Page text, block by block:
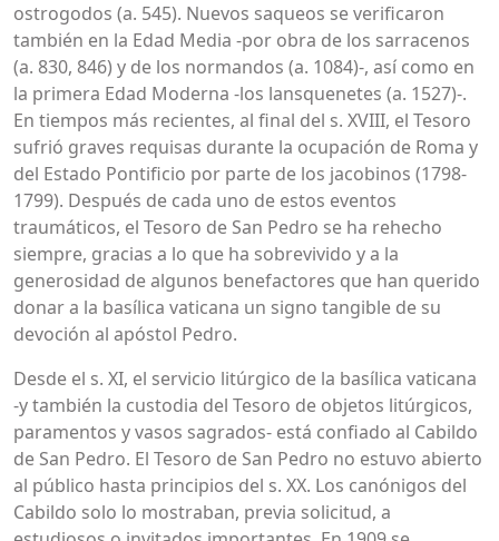
ostrogodos (a. 545). Nuevos saqueos se verificaron
también en la Edad Media -por obra de los sarracenos
(a. 830, 846) y de los normandos (a. 1084)-, así como en
la primera Edad Moderna -los lansquenetes (a. 1527)-.
En tiempos más recientes, al final del s. XVIII, el Tesoro
sufrió graves requisas durante la ocupación de Roma y
del Estado Pontificio por parte de los jacobinos (1798-
1799). Después de cada uno de estos eventos
traumáticos, el Tesoro de San Pedro se ha rehecho
siempre, gracias a lo que ha sobrevivido y a la
generosidad de algunos benefactores que han querido
donar a la basílica vaticana un signo tangible de su
devoción al apóstol Pedro.
Desde el s. XI, el servicio litúrgico de la basílica vaticana
-y también la custodia del Tesoro de objetos litúrgicos,
paramentos y vasos sagrados- está confiado al Cabildo
de San Pedro. El Tesoro de San Pedro no estuvo abierto
al público hasta principios del s. XX. Los canónigos del
Cabildo solo lo mostraban, previa solicitud, a